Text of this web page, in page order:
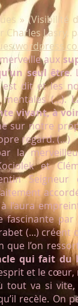
»
Lasry,
aux
seul être.
dit et les
mentales
vivant, à
sur notre
regard. (...)
la
et
Seigneur
l’aura
fascinante
(...) créent
que l’on
qui fait du
et le
tout va si
recèle. On